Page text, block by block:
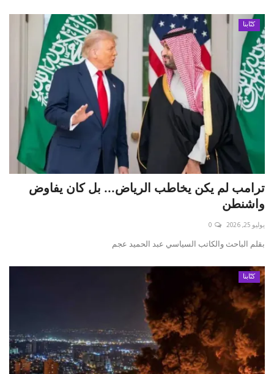
كتّابنا
ترامب لم يكن يخاطب الرياض... بل كان يفاوض
واشنطن
يوليو 25, 2026 0
بقلم الباحث والكاتب السياسي عبد الحميد عجم
كتّابنا